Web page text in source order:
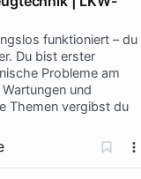
funktioniert – du
Du bist erster
Probleme am
und
Themen vergibst du